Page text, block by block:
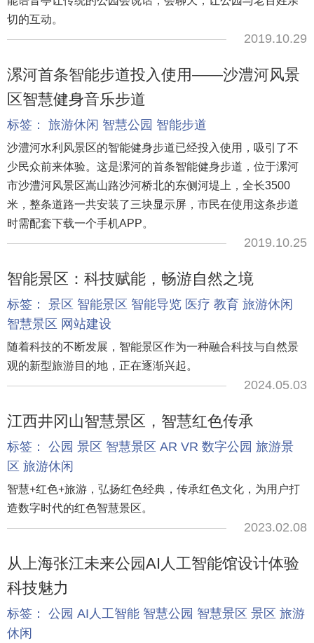
切的互动。
2019.10.29
漯河首条智能步道投入使用——沙澧河风景
区智慧健身音乐步道
标签： 旅游休闲 智慧公园 智能步道
沙澧河水利风景区的智能健身步道已经投入使用，吸引了不
少民众前来体验。这是漯河的首条智能健身步道，位于漯河
市沙澧河风景区嵩山路沙河桥北的东侧河堤上，全长3500
米，整条道路一共安装了三块显示屏，市民在使用这条步道
时需配套下载一个手机APP。
2019.10.25
智能景区：科技赋能，畅游自然之境
标签： 景区 智能景区 智能导览 医疗 教育 旅游休闲
智慧景区 网站建设
随着科技的不断发展，智能景区作为一种融合科技与自然景
观的新型旅游目的地，正在逐渐兴起。
2024.05.03
江西井冈山智慧景区，智慧红色传承
标签： 公园 景区 智慧景区 AR VR 数字公园 旅游景
区 旅游休闲
智慧+红色+旅游，弘扬红色经典，传承红色文化，为用户打
造数字时代的红色智慧景区。
2023.02.08
从上海张江未来公园AI人工智能馆设计体验
科技魅力
标签： 公园 AI人工智能 智慧公园 智慧景区 景区 旅游
休闲